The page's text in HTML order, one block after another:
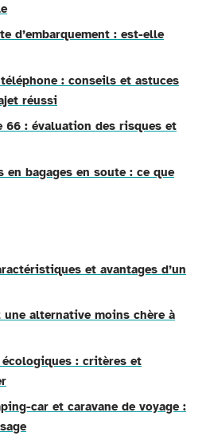
d’embarquement : est-elle
: conseils et astuces
réussi
66 : évaluation des risques et
bagages en soute : ce que
et avantages d’un
une alternative moins chère à
: critères et
car et caravane de voyage :